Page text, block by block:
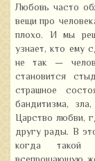
Любовь часто
вещи про
плохо. И мы
узнает, кто ему
не так —
становится
страшное
бандитизма,
Царство любви,
другу рады. В
когда такой